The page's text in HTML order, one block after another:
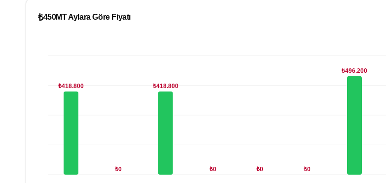
₺450MT Aylara Göre Fiyatı
₺418.800
₺0
₺418.800
₺0 ₺0 ₺0
₺496.200